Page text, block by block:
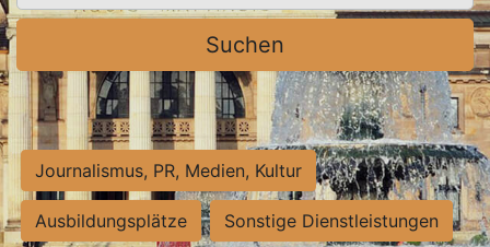
Suchen
Journalismus, PR, Medien, Kultur
Ausbildungsplätze Sonstige Dienstleistungen